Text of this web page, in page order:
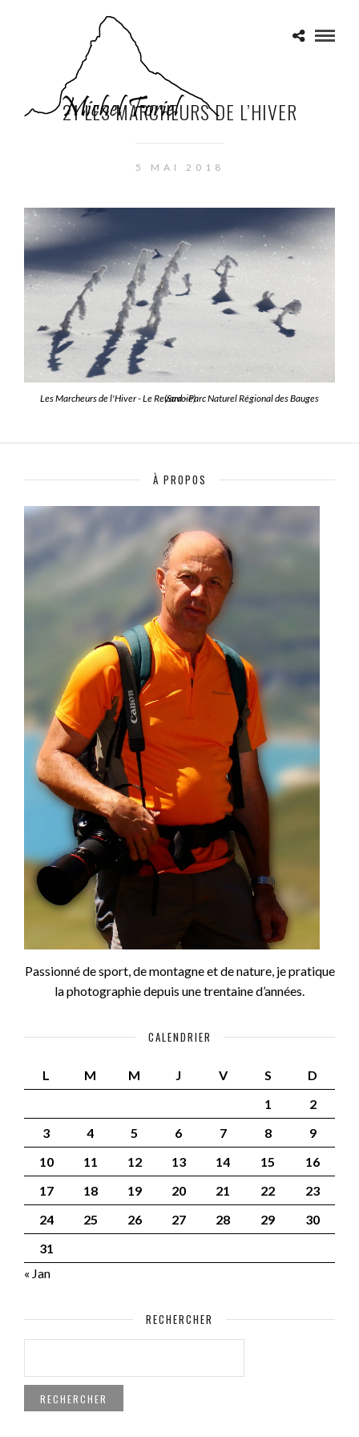
21 LES MARCHEURS DE L’HIVER
5 MAI 2018
Les Marcheurs de l'Hiver - Le Revard - Parc Naturel Régional des Bauges (Savoie)
À PROPOS
Passionné de sport, de montagne et de nature, je pratique
la photographie depuis une trentaine d’années.
CALENDRIER
L M M J V S
D
1
2
3
4 5 6 7 8
9
10
11 12 13 14 15
16
17
18 19 20 21 22
23
24
25 26 27 28 29
30
31
« Jan
RECHERCHER